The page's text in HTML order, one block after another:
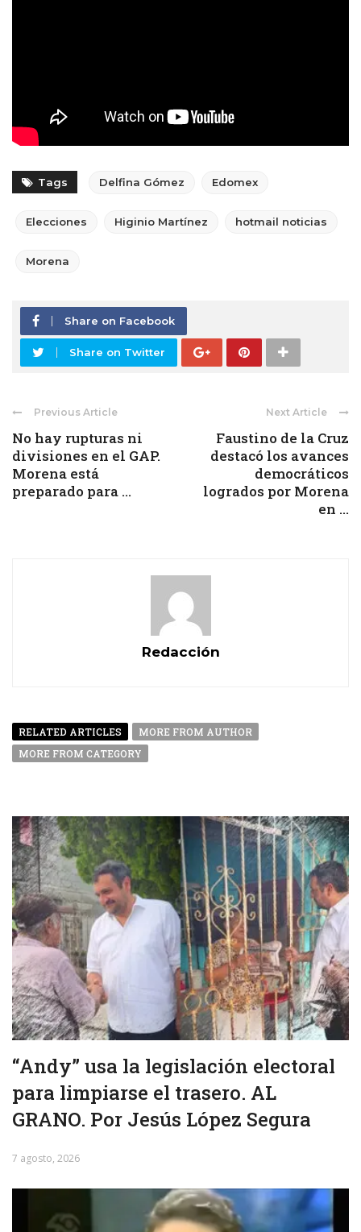
Tags Delfina Gómez Edomex
Elecciones Higinio Martínez hotmail noticias
Morena
Share on Facebook
Share on Twitter
Previous Article
No hay rupturas ni
divisiones en el GAP.
Morena está
preparado para ...
Next Article
Faustino de la Cruz
destacó los avances
democráticos
logrados por Morena
en ...
Redacción
RELATED ARTICLES
MORE FROM AUTHOR
MORE FROM CATEGORY
“Andy” usa la legislación electoral
para limpiarse el trasero. AL
GRANO. Por Jesús López Segura
7 agosto, 2026